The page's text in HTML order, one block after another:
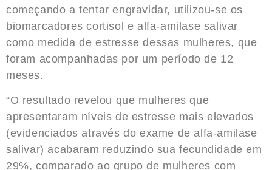
começando a tentar engravidar, utilizou-se os
biomarcadores cortisol e alfa-amilase salivar
como medida de estresse dessas mulheres, que
foram acompanhadas por um período de 12
meses.
“O resultado revelou que mulheres que
apresentaram níveis de estresse mais elevados
(evidenciados através do exame de alfa-amilase
salivar) acabaram reduzindo sua fecundidade em
29%, comparado ao grupo de mulheres com